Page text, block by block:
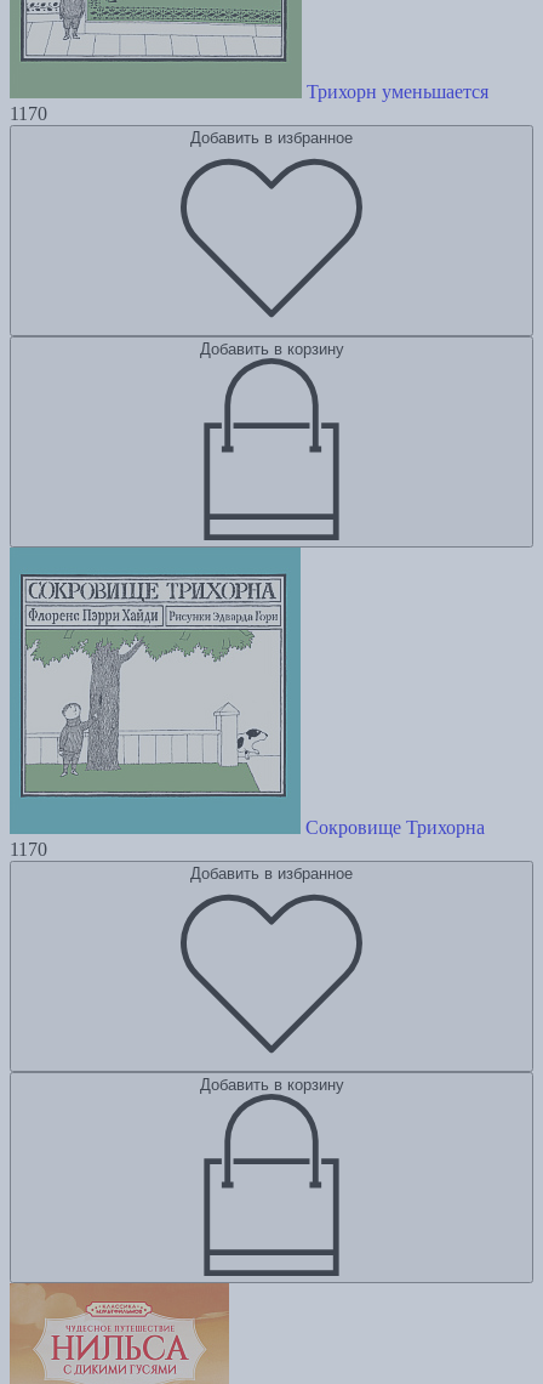
Трихорн уменьшается
1170
Добавить в избранное
Добавить в корзину
Сокровище Трихорна
1170
Добавить в избранное
Добавить в корзину